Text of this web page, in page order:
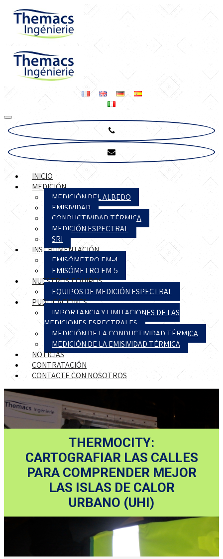
INICIO
MEDICIÓN
MEDICIÓN DEL ALBEDO
EMISIVIDAD
CONDUCTIVIDAD TÉRMICA
MEDICIÓN ESPECTRAL
SRI
INSTRUMENTACIÓN
EMISÓMETRO EM-4
EMISÓMETRO EM-5
NUESTROS EQUIPOS
EQUIPOS DE MEDICIÓN ESPECTRAL
PUBLICACIONES
IMPORTANCIA Y LIMITACIONES DE LAS
MEDICIONES ESPECTRALES
MEDICIÓN DE LA CONDUCTIVIDAD TÉRMICA
MEDICIÓN DE LA EMISIVIDAD TÉRMICA
NOTICIAS
CONTRATACIÓN
CONTACTE CON NOSOTROS
THERMOCITY:
CARTOGRAFIAR LAS CALLES
PARA COMPRENDER MEJOR
LAS ISLAS DE CALOR
URBANO (UHI)